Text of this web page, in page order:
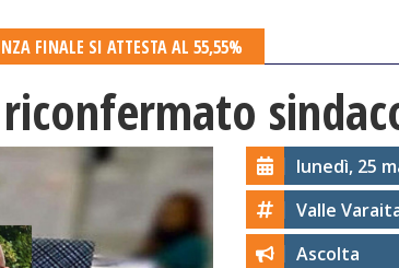
FINALE SI ATTESTA AL 55,55%
lunedì, 25
Valle
Ascolta